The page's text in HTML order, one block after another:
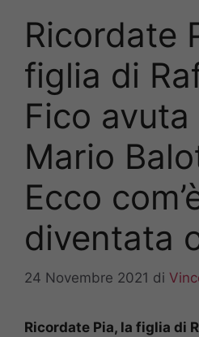
Ricordate
figlia di
Fico avuta
Mario
Ecco
diventata
24 Novembre 2021 di
Ricordate Pia, la figlia di